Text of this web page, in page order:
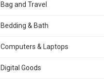
Bag and Travel
Bedding & Bath
Computers & Laptops
Digital Goods